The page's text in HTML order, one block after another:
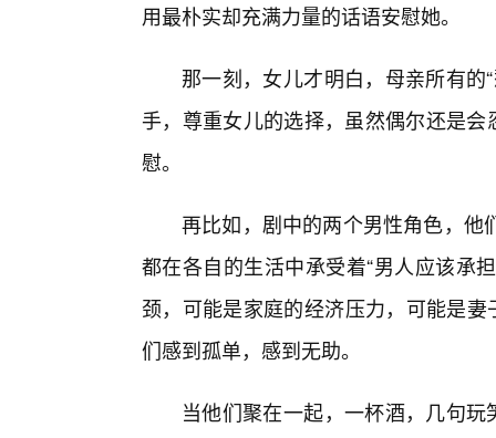
用最朴实却充满力量的话语安慰她。
那一刻，女儿才明白，母亲所有的
手，尊重女儿的选择，虽然偶尔还是
慰。
再比如，剧中的两个男性角色，他
都在各自的生活中承受着“男人应该承
颈，可能是家庭的经济压力，可能是
们感到孤单，感到无助。
当他们聚在一起，一杯酒，几句